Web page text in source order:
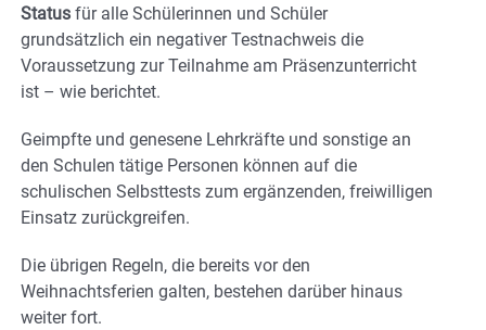
Status für alle Schülerinnen und Schüler
grundsätzlich ein negativer Testnachweis die
Voraussetzung zur Teilnahme am Präsenzunterricht
ist – wie berichtet.
Geimpfte und genesene Lehrkräfte und sonstige an
den Schulen tätige Personen können auf die
schulischen Selbsttests zum ergänzenden, freiwilligen
Einsatz zurückgreifen.
Die übrigen Regeln, die bereits vor den
Weihnachtsferien galten, bestehen darüber hinaus
weiter fort.